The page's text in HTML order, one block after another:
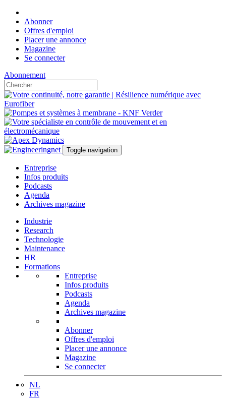
Abonner
Offres d'emploi
Placer une annonce
Magazine
Se connecter
Abonnement
Toggle navigation
Entreprise
Infos produits
Podcasts
Agenda
Archives magazine
Industrie
Research
Technologie
Maintenance
HR
Formations
Entreprise
Infos produits
Podcasts
Agenda
Archives magazine
Abonner
Offres d'emploi
Placer une annonce
Magazine
Se connecter
NL
FR